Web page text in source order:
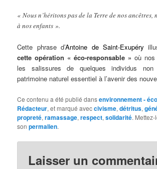
« Nous n’héritons pas de la Terre de nos ancêtres,
à nos enfants ».
Cette phrase d’Antoine de Saint-Exupéry
cette opération « éco-responsable » où nos
les salissures de quelques individus non
patrimoine naturel essentiel à l’avenir des
Ce contenu a été publié dansenvironnement -
Rédacteur, et marqué aveccivisme,détritus,
propreté,ramassage,respect,solidarité.
sonpermalien.
Laisser un